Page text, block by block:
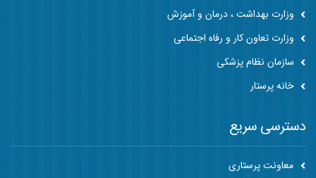
وزارت بهداشت ، درمان و آموزش
وزارت تعاون کار و رفاه اجتماعی
سازمان نظام پزشکی
خانه پرستار
دسترسی سریع
معاونت پرستاری